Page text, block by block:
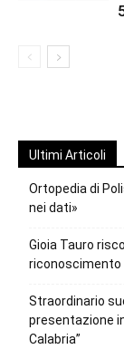
Ultimi Articoli
Ortopedia di
nei dati»
Gioia Tauro
riconoscimento
Straordinario
presentazione
Calabria”